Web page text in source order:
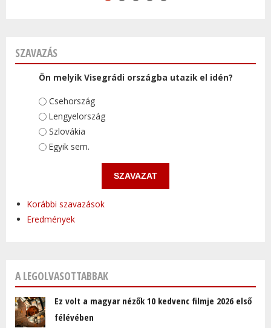
SZAVAZÁS
Ön melyik Visegrádi országba utazik el idén?
Választások
Csehország
Lengyelország
Szlovákia
Egyik sem.
Korábbi szavazások
Eredmények
A LEGOLVASOTTABBAK
Ez volt a magyar nézők 10 kedvenc filmje 2026 első
félévében